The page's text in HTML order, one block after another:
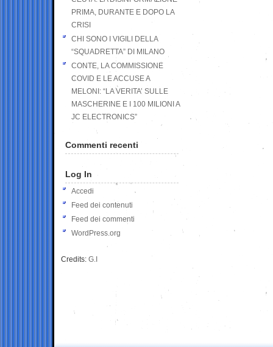
PRIMA, DURANTE E DOPO LA
CRISI
CHI SONO I VIGILI DELLA
“SQUADRETTA” DI MILANO
CONTE, LA COMMISSIONE
COVID E LE ACCUSE A
MELONI: “LA VERITA’ SULLE
MASCHERINE E I 100 MILIONI A
JC ELECTRONICS”
Commenti recenti
Log In
Accedi
Feed dei contenuti
Feed dei commenti
WordPress.org
Credits: G.I